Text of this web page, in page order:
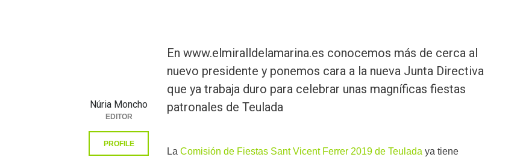
En www.elmiralldelamarina.es conocemos más de cerca al
nuevo presidente y ponemos cara a la nueva Junta Directiva
que ya trabaja duro para celebrar unas magníficas fiestas
patronales de Teulada
La Comisión de Fiestas Sant Vicent Ferrer 2019 de Teulada ya tiene
Núria Moncho
EDITOR
PROFILE